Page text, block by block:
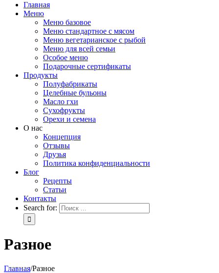
Главная
Меню
Меню базовое
Меню стандартное с мясом
Меню вегетарианское с рыбой
Меню для всей семьи
Особое меню
Подарочные сертификаты
Продукты
Полуфабрикаты
Целебные бульоны
Масло гхи
Сухофрукты
Орехи и семена
О нас
Концепция
Отзывы
Друзья
Политика конфиденциальности
Блог
Рецепты
Статьи
Контакты
Search for:
Разное
Главная/Разное